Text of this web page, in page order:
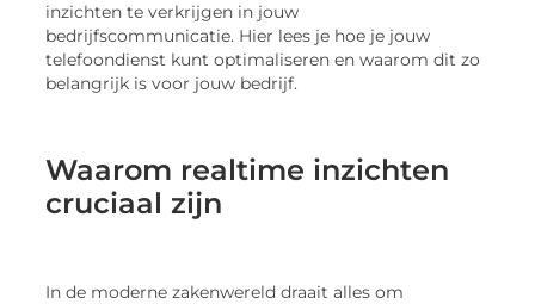
inzichten te verkrijgen in jouw
bedrijfscommunicatie. Hier lees je hoe je jouw
telefoondienst kunt optimaliseren en waarom dit zo
belangrijk is voor jouw bedrijf.
Waarom realtime inzichten
cruciaal zijn
In de moderne zakenwereld draait alles om